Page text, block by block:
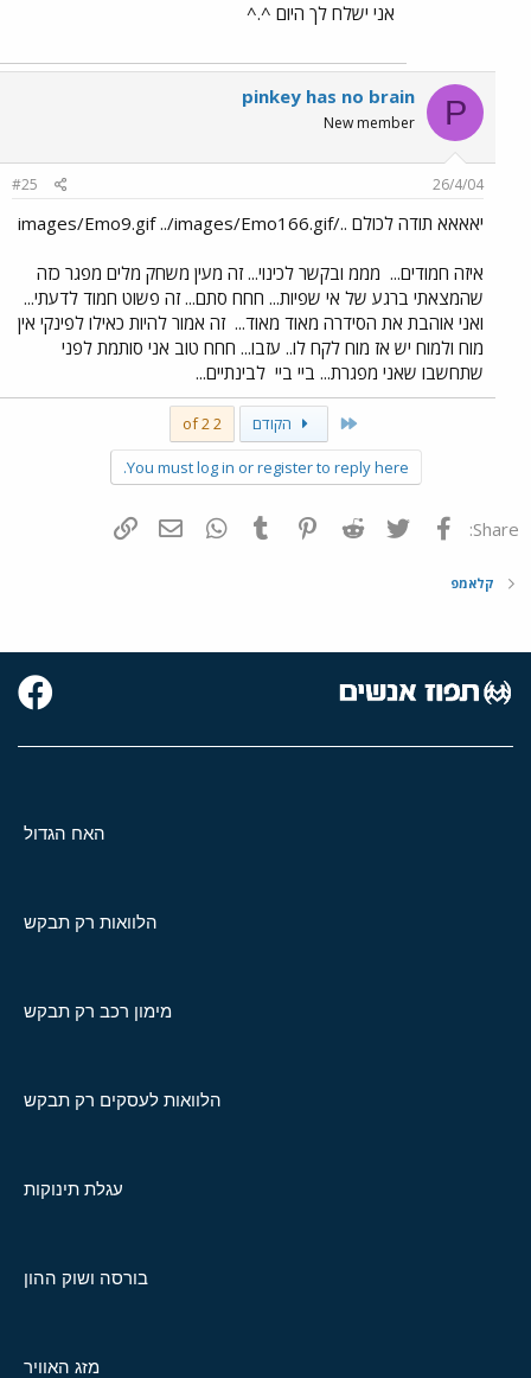
אני ישלח לך היום ^.^
P
pinkey has no brain
New member
26/4/04
#25
יאאאא תודה לכולם ../images/Emo9.gif ../images/Emo166.gif
איזה חמודים... מממ ובקשר לכינוי... זה מעין משחק מלים מפגר כזה
שהמצאתי ברגע של אי שפיות... חחח סתם... זה פשוט חמוד לדעתי...
ואני אוהבת את הסידרה מאוד מאוד... זה אמור להיות כאילו לפינקי אין
מוח ולמוח יש אז מוח לקח לו.. עזבו... חחח טוב אני סותמת לפני
שתחשבו שאני מפגרת... ביי ביי לבינתיים...
First הקודם 2 of 2
You must log in or register to reply here.
Share: פייסבוק Twitter
Reddit
Pinterest
Tumblr
WhatsAppדואר אלקטרוני
קלאמפ
האח הגדול
הלוואות רק תבקש
מימון רכב רק תבקש
הלוואות לעסקים רק תבקש
עגלת תינוקות
בורסה ושוק ההון
מזג האוויר